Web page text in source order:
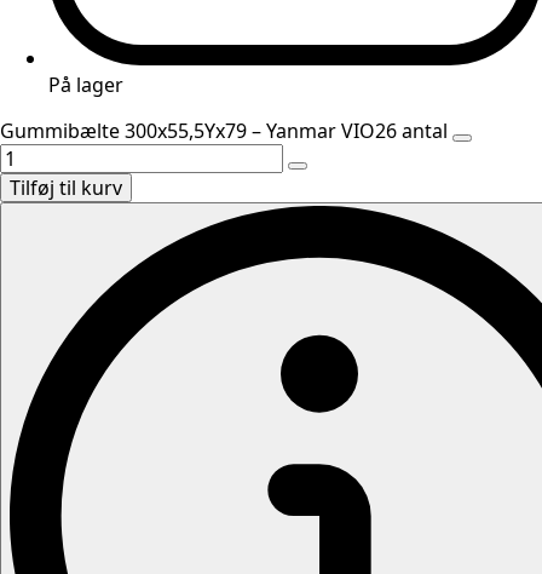
På lager
Gummibælte 300x55,5Yx79 – Yanmar VIO26 antal
Tilføj til kurv